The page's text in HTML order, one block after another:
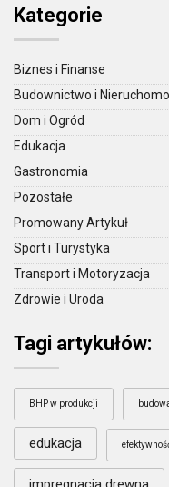
Kategorie
Biznes i Finanse
Budownictwo i
Dom i Ogród
Edukacja
Gastronomia
Pozostałe
Promowany Artykuł
Sport i Turystyka
Transport i Motoryzacja
Zdrowie i Uroda
Tagi artykułów:
BHP w produkcji
edukacja